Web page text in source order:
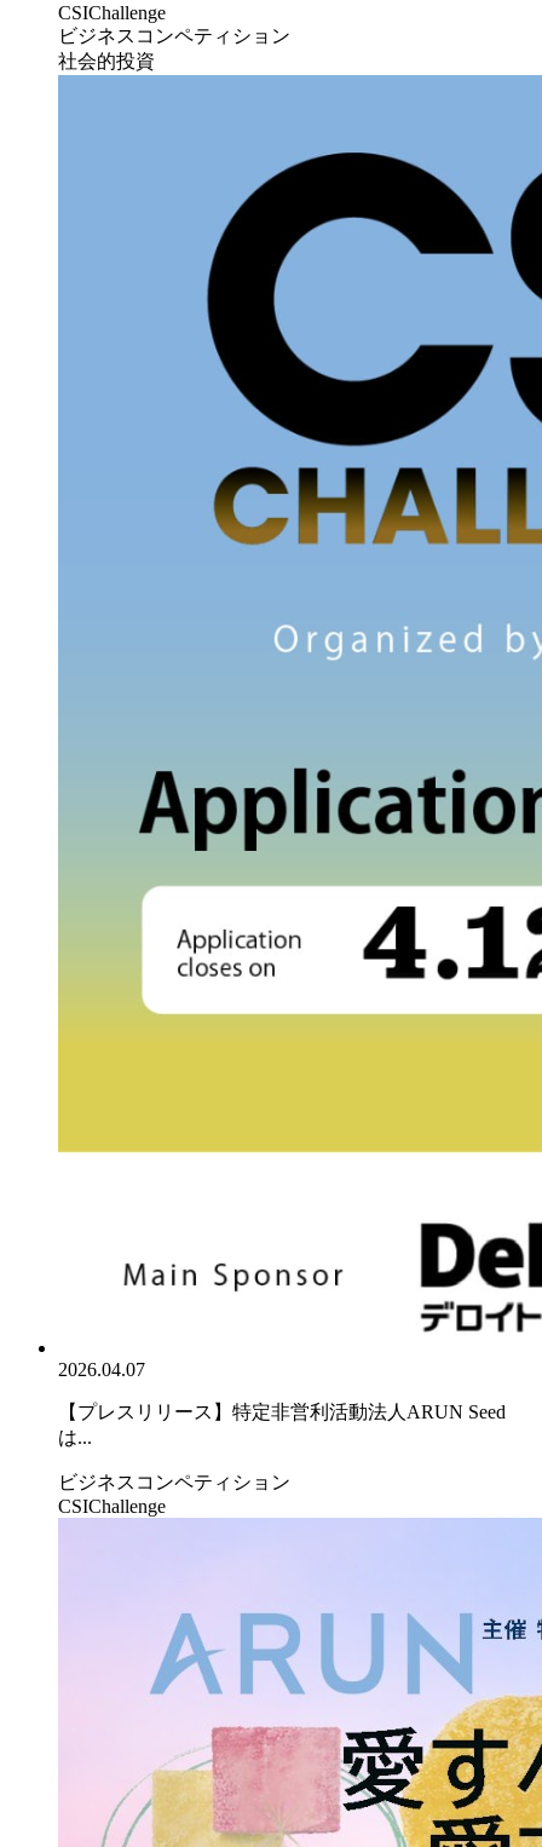
CSIChallenge
ビジネスコンペティション
社会的投資
2026.04.07
【プレスリリース】特定非営利活動法人ARUN Seed
は...
ビジネスコンペティション
CSIChallenge